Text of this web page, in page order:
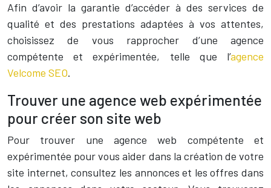
Afin d’avoir la garantie d’accéder à des services de
qualité et des prestations adaptées à vos attentes,
choisissez de vous rapprocher d’une agence
compétente et expérimentée, telle que l’agence
Velcome SEO.
Trouver une agence web expérimentée
pour créer son site web
Pour trouver une agence web compétente et
expérimentée pour vous aider dans la création de votre
site internet, consultez les annonces et les offres dans